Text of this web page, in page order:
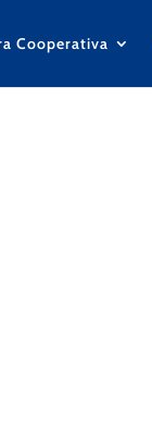
Cooperativa